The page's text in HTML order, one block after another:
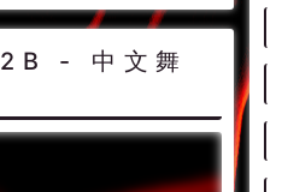
- 中文舞